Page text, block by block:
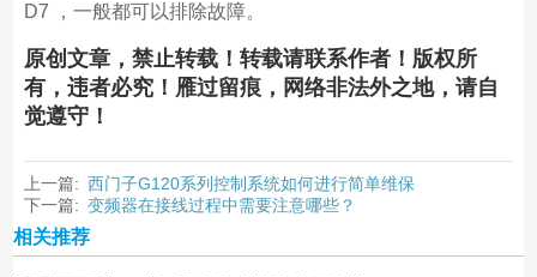
D7 ，一般都可以排除故障。
原创文章，禁止转载！转载请联系作者！版权所
有，违者必究！雁过留痕，网络非法外之地，请自
觉遵守！
上一篇: 西门子G120系列控制系统如何进行简单维保
下一篇: 变频器在接线过程中需要注意哪些？
相关推荐